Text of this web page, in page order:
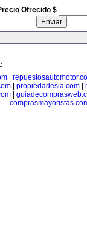
Ofrecido $
propiedadesla.com
|